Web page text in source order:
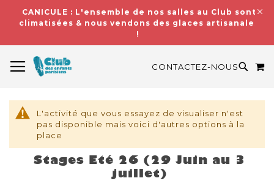
CANICULE : L'ensemble de nos salles au Club sont
climatisées & nous vendons des glaces artisanales
!
CONTACTEZ-NOUS
L'activité que vous essayez de visualiser n'est
pas disponible mais voici d'autres options à la
place
Stages Eté 26 (29 Juin au 3
juillet)